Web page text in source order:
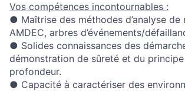
Vos compétences incontournables :
● Maîtrise des méthodes d’analyse de
AMDEC, arbres d’événements/
● Solides connaissances des
démonstration de sûreté et du
profondeur.
● Capacité à caractériser des